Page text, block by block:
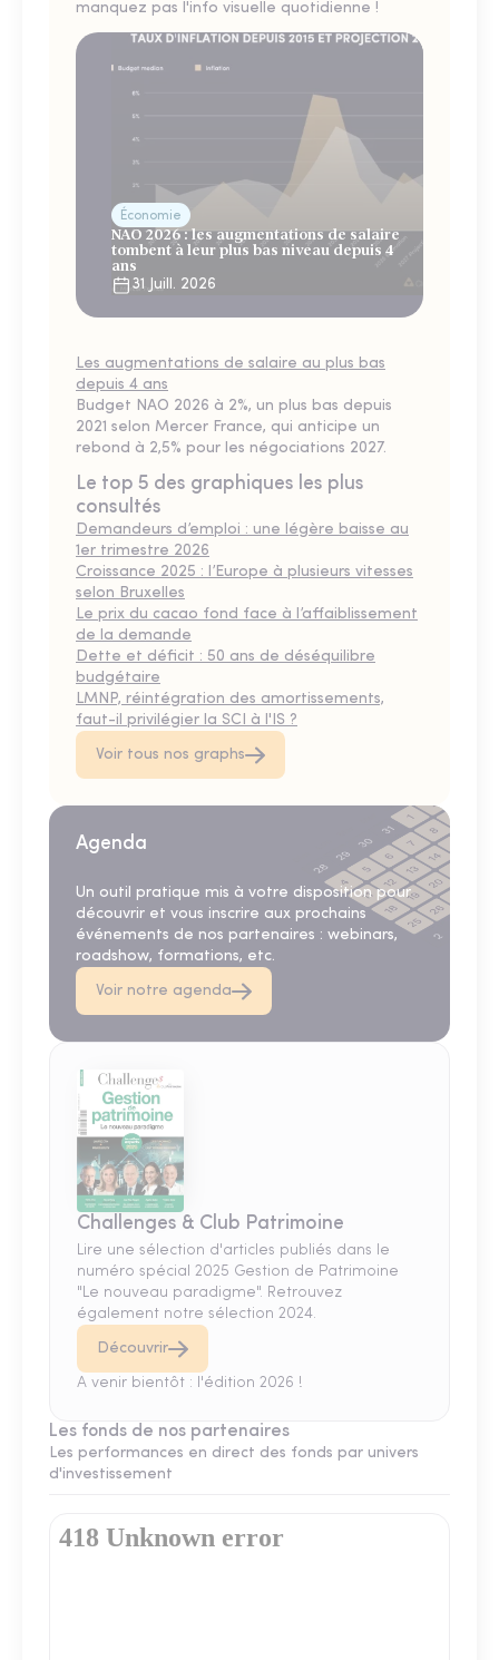
manquez pas l'info visuelle quotidienne !
Économie
NAO 2026 : les augmentations de salaire
tombent à leur plus bas niveau depuis 4
ans
31 Juill. 2026
Les augmentations de salaire au plus bas
depuis 4 ans
Budget NAO 2026 à 2%, un plus bas depuis
2021 selon Mercer France, qui anticipe un
rebond à 2,5% pour les négociations 2027.
Le top 5 des graphiques les plus
consultés
Demandeurs d’emploi : une légère baisse au
1er trimestre 2026
Croissance 2025 : l’Europe à plusieurs vitesses
selon Bruxelles
Le prix du cacao fond face à l’affaiblissement
de la demande
Dette et déficit : 50 ans de déséquilibre
budgétaire
LMNP, réintégration des amortissements,
faut-il privilégier la SCI à l'IS ?
Voir tous nos graphs
Agenda
Un outil pratique mis à votre disposition pour
découvrir et vous inscrire aux prochains
événements de nos partenaires : webinars,
roadshow, formations, etc.
Voir notre agenda
Challenges & Club Patrimoine
Lire une sélection d'articles publiés dans le
numéro spécial 2025 Gestion de Patrimoine
"Le nouveau paradigme". Retrouvez
également notre sélection 2024.
Découvrir
A venir bientôt : l'édition 2026 !
Les fonds de nos partenaires
Les performances en direct des fonds par univers
d'investissement